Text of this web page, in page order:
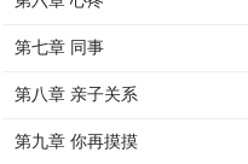
第七章 同事
第八章 亲子关系
第九章 你再摸摸